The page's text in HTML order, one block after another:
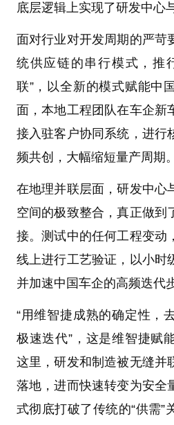
底层逻辑上实现了研发中心
面对行业对开发周期的严苛
统供应链的串行模式，推
联”，以全新的模式赋能中
面，本地工程团队在车企新
接入驻客户协同系统，进行
频共创，大幅缩短量产周期。
在地理并联层面，研发中心
空间的极致整合，真正做到
接。测试中的任何工程变动
线上进行工艺验证，以小时
并加速中国车企的高频迭代
“用维智捷成熟的确定性，
极速迭代”，这是维智捷赋
这里，研发和制造被无缝并
落地，进而快速转变为安全
式彻底打破了传统的“供需”